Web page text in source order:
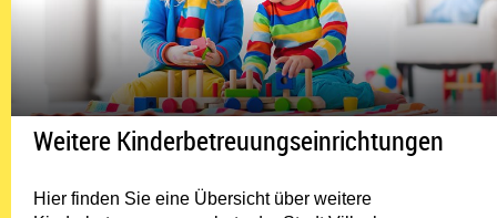
Weitere Kinderbetreuungseinrichtungen
Hier finden Sie eine Übersicht über weitere